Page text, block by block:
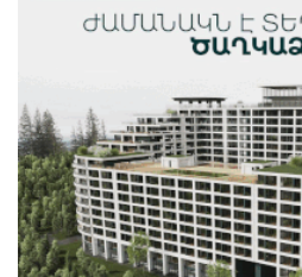
Scholarship recipients of
Program participated in
Music Festival in Estonia,
international stage
Ucom Supports the